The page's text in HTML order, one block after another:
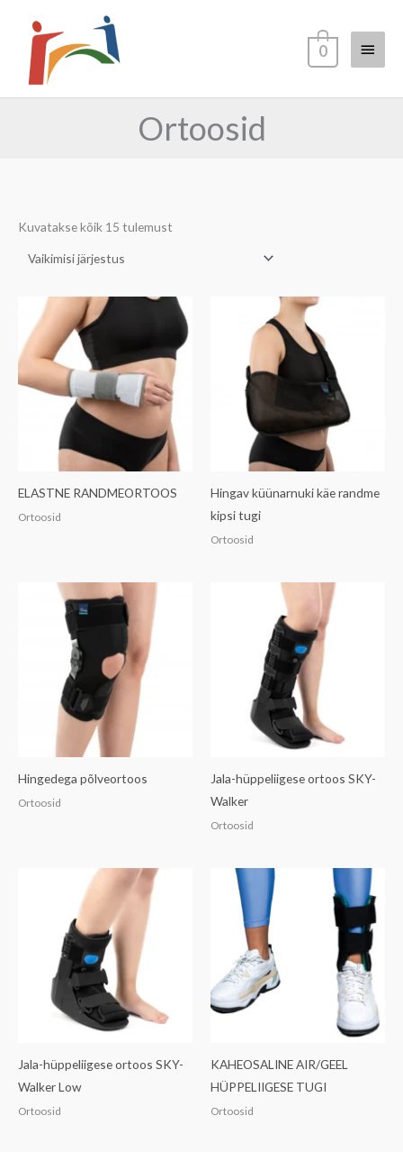
content
Main
Menu
0
Ortoosid
Kuvatakse kõik 15 tulemust
ELASTNE RANDMEORTOOS
Ortoosid
Hingav küünarnuki käe randme
kipsi tugi
Ortoosid
Hingedega põlveortoos
Ortoosid
Jala-hüppeliigese ortoos SKY-
Walker
Ortoosid
Jala-hüppeliigese ortoos SKY-
Walker Low
Ortoosid
KAHEOSALINE AIR/GEEL
HÜPPELIIGESE TUGI
Ortoosid